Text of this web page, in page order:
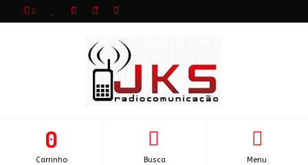
Menu
Busca
0
Carrinho